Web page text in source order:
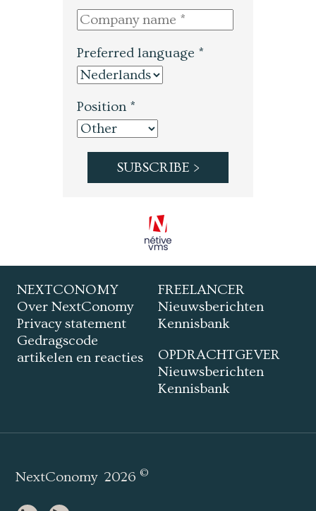
Preferred language *
Position *
NEXTCONOMY
Over NextConomy
Privacy statement
Gedragscode
artikelen en reacties
FREELANCER
Nieuwsberichten
Kennisbank
OPDRACHTGEVER
Nieuwsberichten
Kennisbank
NextConomy 2026©